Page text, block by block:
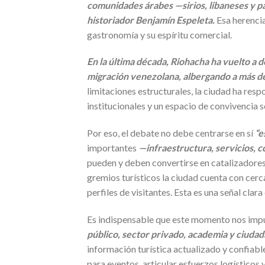
comunidades árabes —sirios, libaneses y
historiador Benjamín Espeleta. Esa
gastronomía y su espíritu comercial.
En la última década, Riohacha ha vuelto
migración venezolana, albergando a más
limitaciones estructurales, la ciudad ha
institucionales y un espacio de convivencia
Por eso, el debate no debe centrarse en sí
importantes —infraestructura, servicios,
pueden y deben convertirse en
gremios turísticos la ciudad cuenta con
perfiles de visitantes. Esta es una señal
Es indispensable que este momento nos
público, sector privado, academia y
información turística actualizado y